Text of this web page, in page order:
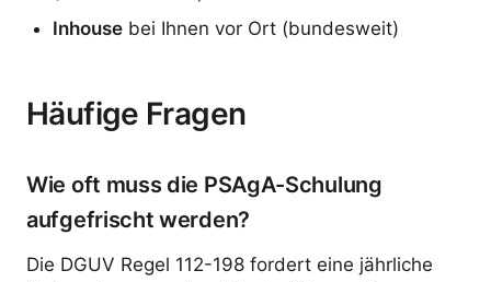
Inhouse bei Ihnen vor Ort (bundesweit)
Häufige Fragen
Wie oft muss die PSAgA-Schulung
aufgefrischt werden?
Die DGUV Regel 112-198 fordert eine jährliche